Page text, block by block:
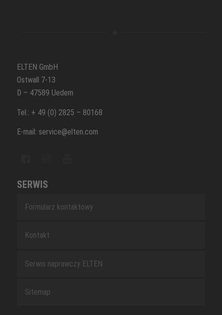
ELTEN GmbH
Ostwall 7-13
D – 47589 Uedem
Tel.: + 49 (0) 2825 – 80168
E-mail: service@elten.com
SERWIS
Formularz kontaktowy
Kontakt
Serwis naprawczy ELTEN
Sitemap